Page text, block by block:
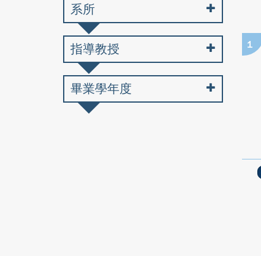
1
系所
指導教授
畢業學年度